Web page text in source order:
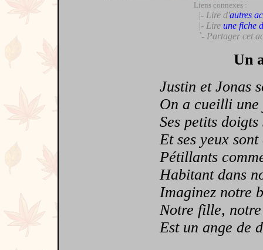
Liens connexes :
|- Lire d'autres
|- Lire une fiche
`- Partager cet
Un
Justin et Jonas
On a cueilli une
Ses petits doigts
Et ses yeux sont
Pétillants
Habitant dans
Imaginez notre
Notre fille, notre
Est un ange de